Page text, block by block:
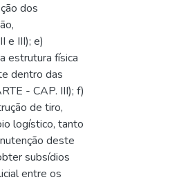
dos
e III); e)
estrutura física
dentro das
- CAP. III); f)
de tiro,
logístico, tanto
deste
subsídios
entre os